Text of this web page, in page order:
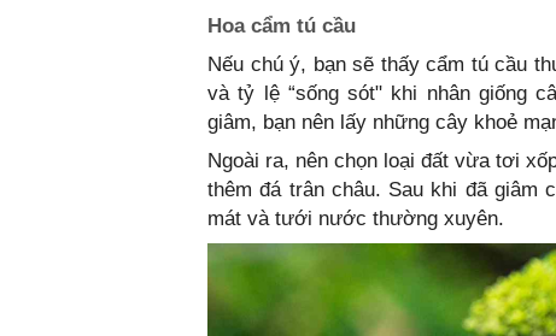
Hoa cẩm tú cầu
Nếu chú ý, bạn sẽ thấy cẩm tú cầu
và tỷ lệ “sống sót" khi nhân giống
giâm, bạn nên lấy những cây khoẻ
Ngoài ra, nên chọn loại đất vừa tơi
thêm đá trân châu. Sau khi đã giâm
mát và tưới nước thường xuyên.